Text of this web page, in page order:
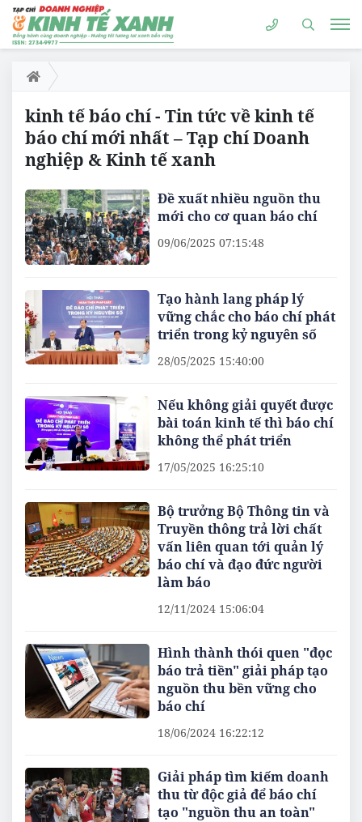
kinh tế báo chí - Tin tức về kinh tế
báo chí mới nhất – Tạp chí Doanh
nghiệp & Kinh tế xanh
Đề xuất nhiều nguồn thu
mới cho cơ quan báo chí
09/06/2025 07:15:48
Tạo hành lang pháp lý
vững chắc cho báo chí phát
triển trong kỷ nguyên số
28/05/2025 15:40:00
Nếu không giải quyết được
bài toán kinh tế thì báo chí
không thể phát triển
17/05/2025 16:25:10
Bộ trưởng Bộ Thông tin và
Truyền thông trả lời chất
vấn liên quan tới quản lý
báo chí và đạo đức người
làm báo
12/11/2024 15:06:04
Hình thành thói quen "đọc
báo trả tiền" giải pháp tạo
nguồn thu bền vững cho
báo chí
18/06/2024 16:22:12
Giải pháp tìm kiếm doanh
thu từ độc giả để báo chí
tạo "nguồn thu an toàn"